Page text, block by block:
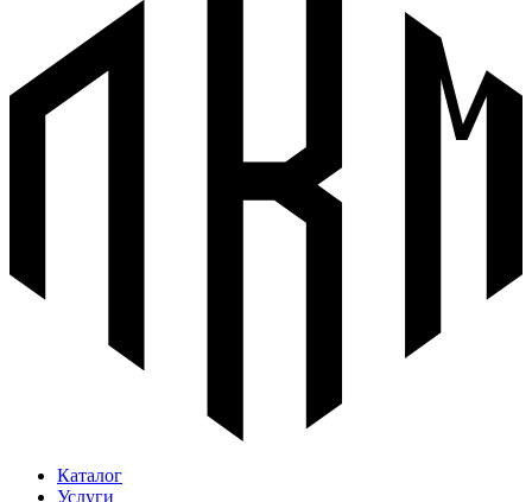
Каталог
Услуги